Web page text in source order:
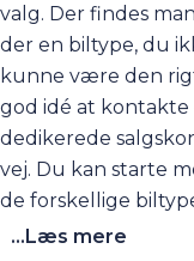
valg. Der findes
der en biltype, du
kunne være den
god idé at kontakte
dedikerede
vej. Du kan starte
de forskellige
...Læs mere